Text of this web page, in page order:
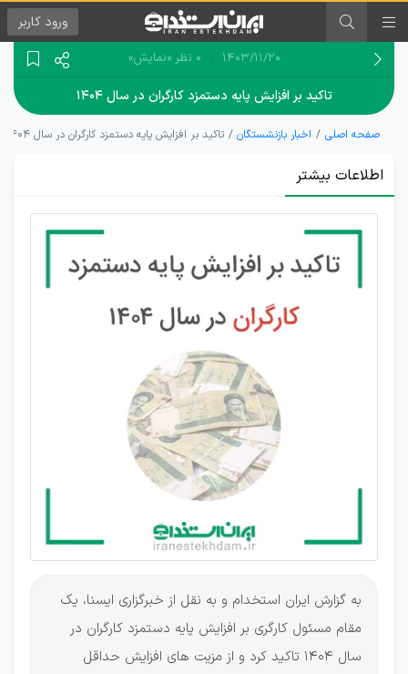
ورود کاربر
۱۴۰۳/۱۱/۲۰ 0 نظر «نمایش»
تاکید بر افزایش پایه دستمزد کارگران در سال ۱۴۰۴
صفحه اصلی اخبار بازنشستگان تاکید بر افزایش پایه دستمزد کارگران در سال ۱۴۰۴
اطلاعات بیشتر
مزیت
افزایش
حداقل
به گزارش ایران استخدام و به نقل از خبرگزاری ایسنا، یک
مقام مسئول کارگری بر افزایش پایه دستمزد کارگران در
سال 1404 تاکید کرد و از مزیت های افزایش حداقل